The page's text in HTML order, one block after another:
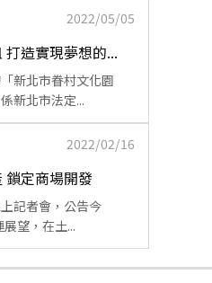
2022/05/05
造實現夢想的...
新北市眷村文化園
新北市法定...
2022/02/16
鎖定商場開發
記者會，公告今
展望，在土...